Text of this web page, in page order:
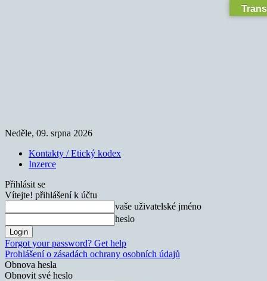
Neděle, 09. srpna 2026
Kontakty / Etický kodex
Inzerce
Přihlásit se
Vítejte! přihlášení k účtu
vaše uživatelské jméno
heslo
Forgot your password? Get help
Prohlášení o zásadách ochrany osobních údajů
Obnova hesla
Obnovit své heslo